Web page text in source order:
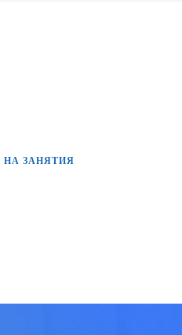
ЗАНЯТИЯ